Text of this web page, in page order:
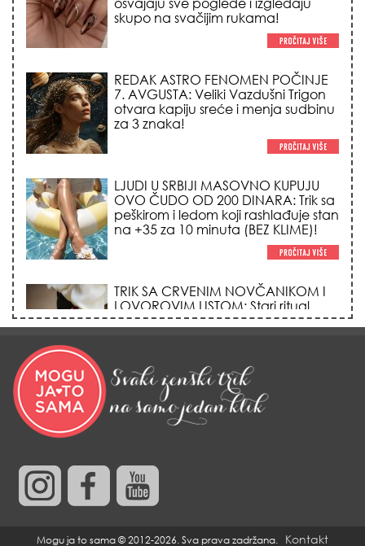
REDAK ASTRO FENOMEN POČINJE
7. AVGUSTA: Veliki Vazdušni Trigon
LJUDI U SRBIJI MASOVNO KUPUJU
OVO ČUDO OD 200 DINARA: Trik sa
TRIK SA CRVENIM NOVČANIKOM I
LOVOROVIM LISTOM: Stari ritual
baš tokom sezone Lava!
0 dinara, a sve je blistalo i mirisalo
danima!
kamilicom koji pegla bore, briše
nadutost i vraća sjaj licu za 3
minuta!
Mogu ja to sama © 2012-2026. Sva prava zadržana. Kontakt